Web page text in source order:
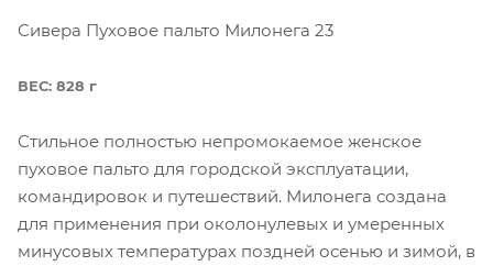
Сивера Пуховое пальто Милонега 23
ВЕС: 828 г
Стильное полностью непромокаемое женское
пуховое пальто для городской эксплуатации,
командировок и путешествий. Милонега создана
для применения при околонулевых и умеренных
минусовых температурах поздней осенью и зимой, в